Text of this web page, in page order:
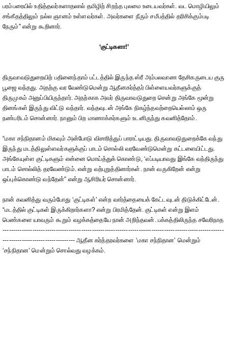
பரம்பரையில் உதித்தவர்களாதலால் தமிழிற் சிறந்த புலமை உடையவர்கள். வட மொழியிலும்
சங்கீதத்திலும் நல்ல ஞானம் உள்ளவர்கள். அவர்களை நீரும் சமீபத்தில் தரிசிக்கும்படி
நேரும்” என்று கூறினார்.
‘குட்டிகளா!’
திருவாவடுதுறையிற் பதினைந்தாம் பட்டத்தில் இருந்த ஸ்ரீ அம்பலவாண தேசிகருடைய குரு
பூஜை வந்தது. அதற்கு வர வேண்டுமென்று ஆதீனகர்த்தர் பிள்ளையவர்களுக்குத்
திருமுகம் அனுப்பியிருந்தார். அதற்காக அவர் திருவாவடுதுறை சென்று அங்கே மூன்று
தினங்கள் இருந்து விட்டு வந்தார். வந்தவுடன் அங்கே நிகழ்ந்தவற்றையெல்லாம் ஒரு
நண்பரிடம் சொன்னார். நானும் பிற மாணாக்கர்களும் உடனிருந்து கவனித்தோம்.
“மகா சந்நிதானம் மிகவும் அன்போடு விசாரித்துப் பாராட்டியது. திருவாவடுதுறைக்கே வந்து
இருந்து மடத்திலுள்ளவர்களுக்குப் பாடம் சொல்லி வரவேண்டுமென்று கட்டளையிட்டது.
அங்கேயுள்ள குட்டிகளும் என்னை மொய்த்துக் கொண்டு, ‘எப்படியாவது இங்கே வந்திருந்து
பாடம் சொல்லித் தரவேண்டும். என்று வற்புறுத்தினார்கள். நான் வருகிறேன் என்று
ஒப்புக்கொண்டு வந்தேன்” என்று ஆசிரியர் சொன்னார்.
நான் கவனித்து வரும்போது ‘குட்டிகள்’ என்ற வார்த்தையைக் கேட்டவுடன் திடுக்கிட்டேன்.
“மடத்தில் குட்டிகள் இருக்கிறார்களா? என்று பிரமித்தேன். குட்டிகள் என்று இளம்
பெண்களை யாவரும் கூறும் வழக்கத்தையே நான் அறிந்தவன். பக்கத்திலிருந்த சவேரிநாத
--------------------------------------------------------------------------------------------------------
---------------------------------- ஆதீன கர்த்தரவர்களை ‘மகா சந்நிதான’ மென்றும்
‘சந்நிதான’ மென்றும் சொல்வது வழக்கம்.